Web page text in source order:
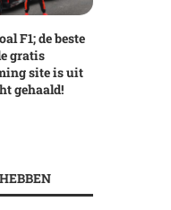
F1; de beste
gratis
site is uit
gehaald!